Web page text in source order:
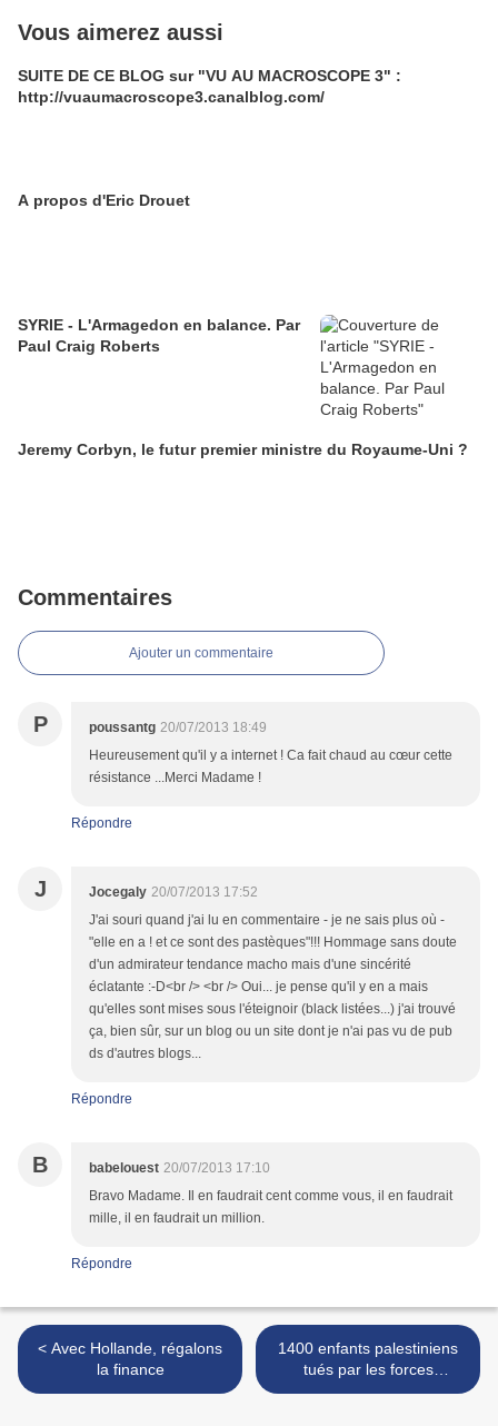
Vous aimerez aussi
SUITE DE CE BLOG sur "VU AU MACROSCOPE 3" :
http://vuaumacroscope3.canalblog.com/
A propos d'Eric Drouet
SYRIE - L'Armagedon en balance. Par
Paul Craig Roberts
Jeremy Corbyn, le futur premier ministre du Royaume-Uni ?
Commentaires
Ajouter un commentaire
P poussantg 20/07/2013 18:49
Heureusement qu'il y a internet ! Ca fait chaud au cœur cette
résistance ...Merci Madame !
Répondre
J Jocegaly 20/07/2013 17:52
J'ai souri quand j'ai lu en commentaire - je ne sais plus où -
"elle en a ! et ce sont des pastèques"!!! Hommage sans doute
d'un admirateur tendance macho mais d'une sincérité
éclatante :-D<br /> <br /> Oui... je pense qu'il y en a mais
qu'elles sont mises sous l'éteignoir (black listées...) j'ai trouvé
ça, bien sûr, sur un blog ou un site dont je n'ai pas vu de pub
ds d'autres blogs...
Répondre
B babelouest 20/07/2013 17:10
Bravo Madame. Il en faudrait cent comme vous, il en faudrait
mille, il en faudrait un million.
Répondre
< Avec Hollande, régalons
la finance
1400 enfants palestiniens
tués par les forces
israeliennes >